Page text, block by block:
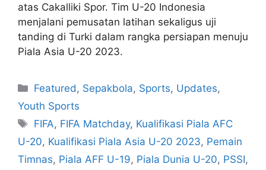
atas Cakalliki Spor. Tim U-20 Indonesia
menjalani pemusatan latihan sekaligus uji
tanding di Turki dalam rangka persiapan menuju
Piala Asia U-20 2023.
Featured , Sepakbola, Sports, Updates,
Youth Sports
FIFA, FIFA Matchday, Kualifikasi Piala AFC
U-20, Kualifikasi Piala Asia U-20 2023, Pemain
Timnas, Piala AFF U-19, Piala Dunia U-20, PSSI,